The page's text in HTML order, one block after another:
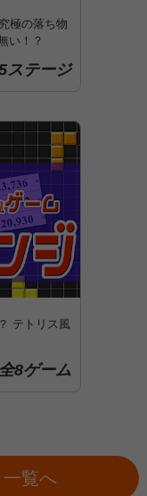
極の落ち物
い！？
ステージ
テトリス風
全8ゲーム
覧へ